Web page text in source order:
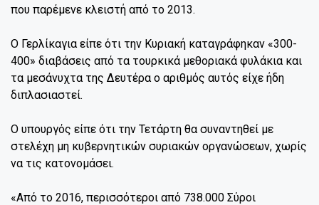
που παρέμενε κλειστή από το 2013.
Ο Γερλίκαγια είπε ότι την Κυριακή καταγράφηκαν «300-
400» διαβάσεις από τα τουρκικά μεθοριακά φυλάκια και
τα μεσάνυχτα της Δευτέρα ο αριθμός αυτός είχε ήδη
διπλασιαστεί.
Ο υπουργός είπε ότι την Τετάρτη θα συναντηθεί με
στελέχη μη κυβερνητικών συριακών οργανώσεων, χωρίς
να τις κατονομάσει.
«Από το 2016, περισσότεροι από 738.000 Σύροι